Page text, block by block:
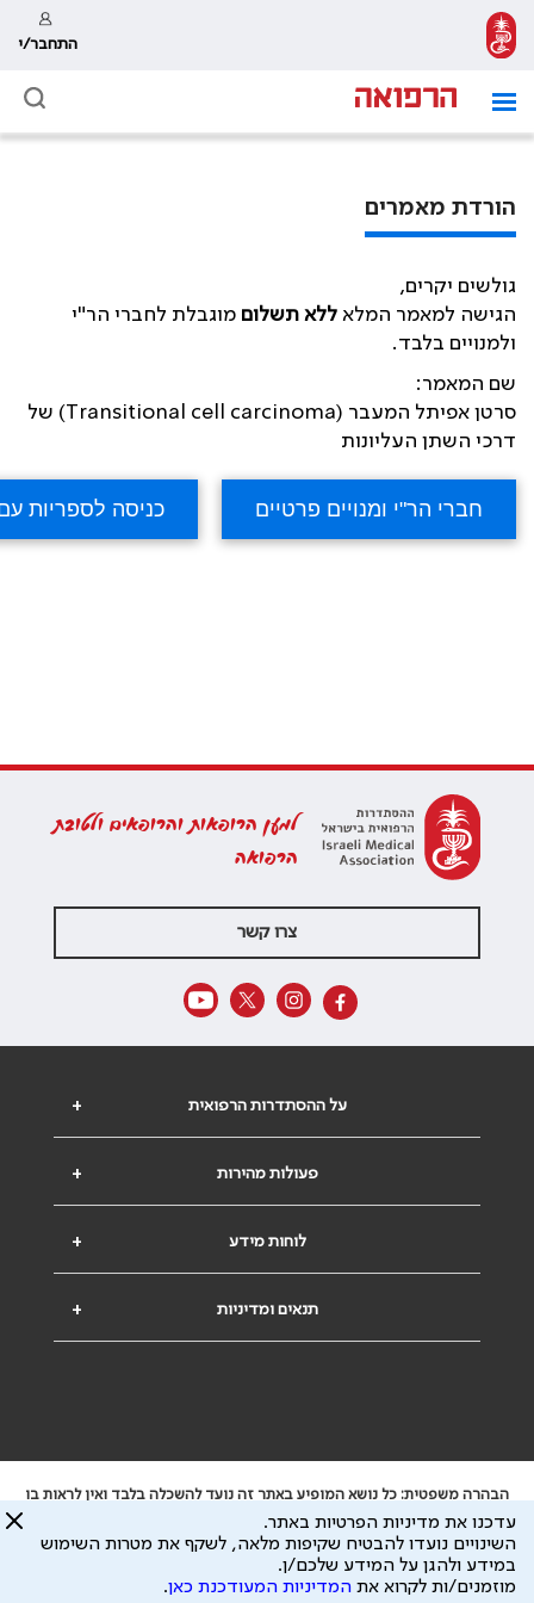
התחבר/י
הורדת מאמרים
גולשים יקרים,
הגישה למאמר המלא ללא תשלום מוגבלת לחברי הר"י
ולמנויים בלבד.
שם המאמר:
סרטן אפיתל המעבר (Transitional cell carcinoma) של
דרכי השתן העליונות
למען הרופאות והרופאים ולטובת
הרפואה
צרו קשר
+ על ההסתדרות הרפואית
+ פעולות מהירות
+ לוחות מידע
+ תנאים ומדיניות
הבהרה משפטית: כל נושא המופיע באתר זה נועד להשכלה בלבד ואין לראות בו
ייעוץ רפואי או משפטי. אין הר"י אחראית לתוכן המתפרסם באתר זה ולכל נזק
שעלול להיגרם.
ידוע לי שהר"י אוספת ושומרת מידע אישי לצורך מתן השרות וכי חלק ממנו עשוי
להיות מועבר לצדדים שלישיים, הכל בכפוף למדיניות הפרטיות
עדכנו את מדיניות הפרטיות באתר.
השינויים נועדו להבטיח שקיפות מלאה, לשקף את מטרות השימוש
במידע ולהגן על המידע שלכם/ן.
מוזמנים/ות לקרוא את המדיניות המעודכנת כאן.